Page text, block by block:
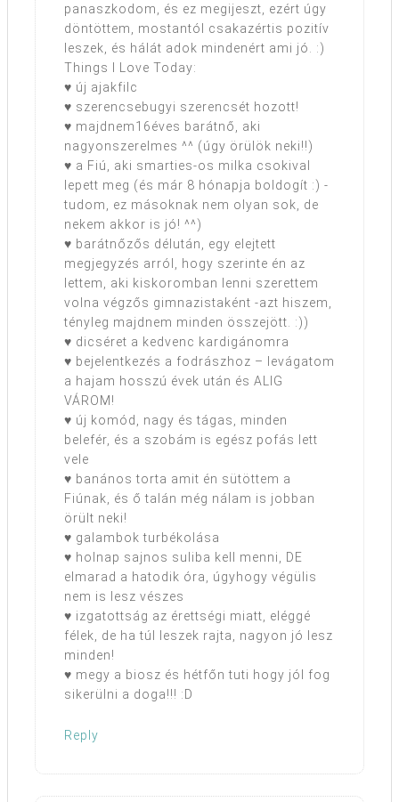
panaszkodom, és ez megijeszt, ezért úgy
döntöttem, mostantól csakazértis pozitív
leszek, és hálát adok mindenért ami jó. :)
Things I Love Today:
♥ új ajakfilc
♥ szerencsebugyi szerencsét hozott!
♥ majdnem16éves barátnő, aki
nagyonszerelmes ^^ (úgy örülök neki!!)
♥ a Fiú, aki smarties-os milka csokival
lepett meg (és már 8 hónapja boldogít :) -
tudom, ez másoknak nem olyan sok, de
nekem akkor is jó! ^^)
♥ barátnőzős délután, egy elejtett
megjegyzés arról, hogy szerinte én az
lettem, aki kiskoromban lenni szerettem
volna végzős gimnazistaként -azt hiszem,
tényleg majdnem minden összejött. :))
♥ dicséret a kedvenc kardigánomra
♥ bejelentkezés a fodrászhoz – levágatom
a hajam hosszú évek után és ALIG
VÁROM!
♥ új komód, nagy és tágas, minden
belefér, és a szobám is egész pofás lett
vele
♥ banános torta amit én sütöttem a
Fiúnak, és ő talán még nálam is jobban
örült neki!
♥ galambok turbékolása
♥ holnap sajnos suliba kell menni, DE
elmarad a hatodik óra, úgyhogy végülis
nem is lesz vészes
♥ izgatottság az érettségi miatt, eléggé
félek, de ha túl leszek rajta, nagyon jó lesz
minden!
♥ megy a biosz és hétfőn tuti hogy jól fog
sikerülni a doga!!! :D
Reply